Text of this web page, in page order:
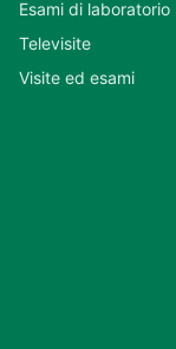
Esami di laboratorio
Televisite
Visite ed esami